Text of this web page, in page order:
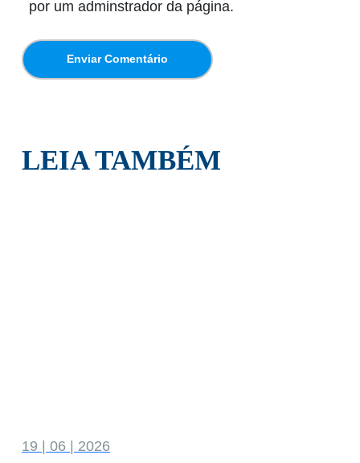
por um adminstrador da página.
LEIA TAMBÉM
19 | 06 | 2026